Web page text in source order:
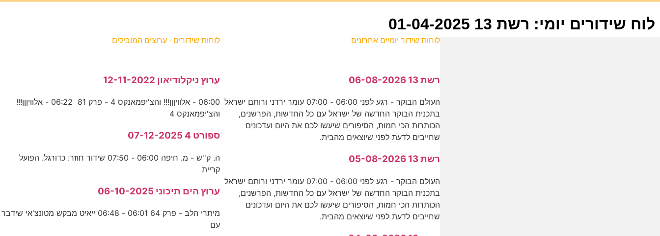
לוח שידורים יומי: רשת 13 01-04-2025
לוחות שידור יומיים אחרונים
רשת 13 06-08-2026
העולם הבוקר - רגע לפני 06:00 - 07:00 עומר ירדני ורותם ישראל
בתכנית הבוקר החדשה של ישראל עם כל החדשות, הפרשנים,
הכותרות הכי חמות, הסיפורים שיעשו לכם את היום ועדכונים
שחייבים לדעת לפני שיוצאים מהבית.
רשת 13 05-08-2026
העולם הבוקר - רגע לפני 06:00 - 07:00 עומר ירדני ורותם ישראל
בתכנית הבוקר החדשה של ישראל עם כל החדשות, הפרשנים,
הכותרות הכי חמות, הסיפורים שיעשו לכם את היום ועדכונים
שחייבים לדעת לפני שיוצאים מהבית.
לוחות שידורים - ערוצים המובילים
ערוץ ניקלודיאון 12-11-2022
06:00 - אלוויןןן!!! והצ'יפמאנקס 4 - פרק 81 06:22 - אלוויןןן!!!
והצ'יפמאנקס 4
ספורט 4 07-12-2025
ה. ק''ש - מ. חיפה 06:00 - 07:50 שידור חוזר: כדורגל. הפועל
קריית
ערוץ הים תיכוני 06-10-2025
מיתרי הלב - פרק 64 06:01 - 06:48 ייאיט מבקש מטונצ'אי שידבר
עם